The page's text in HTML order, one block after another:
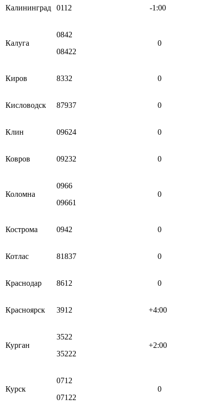
Калининград 0112 -1:00
Калуга
0842
08422
0
Киров 8332 0
Кисловодск 87937 0
Клин 09624 0
Ковров 09232 0
Коломна
0966
09661
0
Кострома 0942 0
Котлас 81837 0
Краснодар 8612 0
Красноярск 3912 +4:00
Курган
3522
35222
+2:00
Курск
0712
07122
0